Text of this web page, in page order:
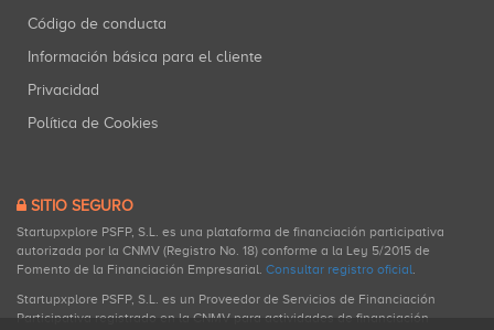
Código de conducta
Información básica para el cliente
Privacidad
Política de Cookies
SITIO SEGURO
Startupxplore PSFP, S.L. es una plataforma de financiación participativa
autorizada por la CNMV (Registro No. 18) conforme a la Ley 5/2015 de
Fomento de la Financiación Empresarial. Consultar registro oficial.
Startupxplore PSFP, S.L. es un Proveedor de Servicios de Financiación
Participativa registrado en la CNMV para actividades de financiación